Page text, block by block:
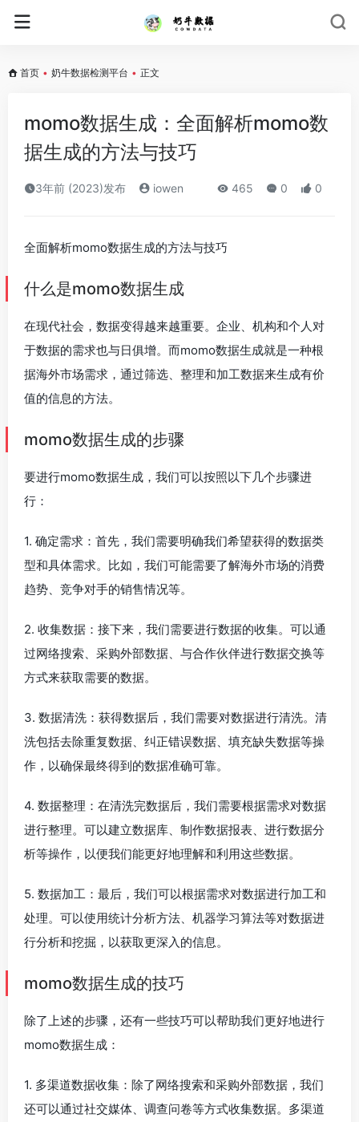
首页 • 奶牛数据检测平台 • 正文
momo数据生成：全面解析momo数
据生成的方法与技巧
3年前 (2023)发布 iowen 465 0 0
全面解析momo数据生成的方法与技巧
什么是momo数据生成
在现代社会，数据变得越来越重要。企业、机构和个人对
于数据的需求也与日俱增。而momo数据生成就是一种根
据海外市场需求，通过筛选、整理和加工数据来生成有价
值的信息的方法。
momo数据生成的步骤
要进行momo数据生成，我们可以按照以下几个步骤进
行：
1. 确定需求：首先，我们需要明确我们希望获得的数据类
型和具体需求。比如，我们可能需要了解海外市场的消费
趋势、竞争对手的销售情况等。
2. 收集数据：接下来，我们需要进行数据的收集。可以通
过网络搜索、采购外部数据、与合作伙伴进行数据交换等
方式来获取需要的数据。
3. 数据清洗：获得数据后，我们需要对数据进行清洗。清
洗包括去除重复数据、纠正错误数据、填充缺失数据等操
作，以确保最终得到的数据准确可靠。
4. 数据整理：在清洗完数据后，我们需要根据需求对数据
进行整理。可以建立数据库、制作数据报表、进行数据分
析等操作，以便我们能更好地理解和利用这些数据。
5. 数据加工：最后，我们可以根据需求对数据进行加工和
处理。可以使用统计分析方法、机器学习算法等对数据进
行分析和挖掘，以获取更深入的信息。
momo数据生成的技巧
除了上述的步骤，还有一些技巧可以帮助我们更好地进行
momo数据生成：
1. 多渠道数据收集：除了网络搜索和采购外部数据，我们
还可以通过社交媒体、调查问卷等方式收集数据。多渠道